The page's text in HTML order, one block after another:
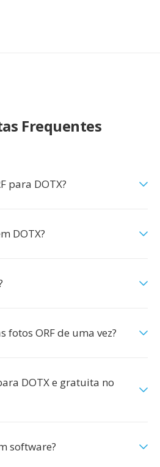
Frequentes
para DOTX?
DOTX?
fotos ORF de uma vez?
DOTX e gratuita no
software?